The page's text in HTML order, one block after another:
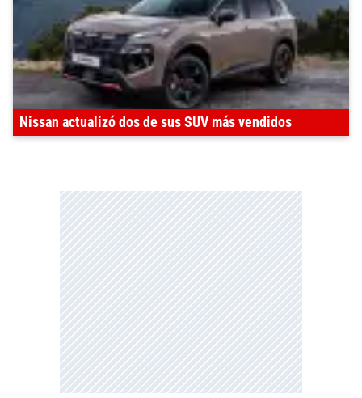
Nissan actualizó dos de sus SUV más vendidos